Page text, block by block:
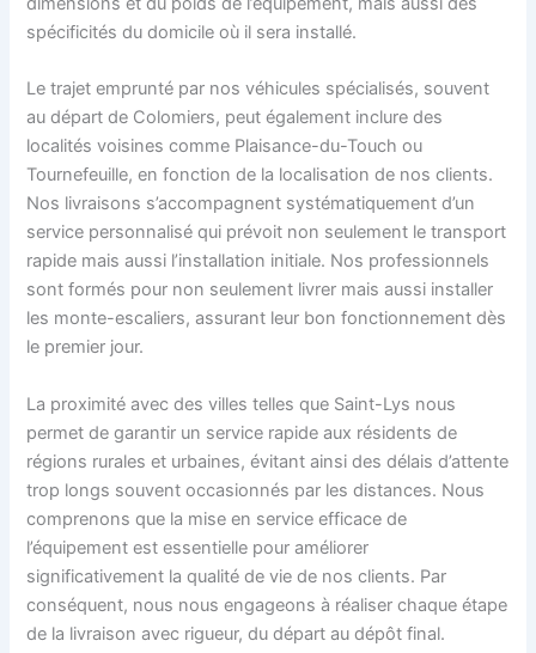
spécificités du domicile où il sera installé.
Le trajet emprunté par nos véhicules spécialisés, souvent
au départ de Colomiers, peut également inclure des
localités voisines comme Plaisance-du-Touch ou
Tournefeuille, en fonction de la localisation de nos clients.
Nos livraisons s’accompagnent systématiquement d’un
service personnalisé qui prévoit non seulement le transport
rapide mais aussi l’installation initiale. Nos professionnels
sont formés pour non seulement livrer mais aussi installer
les monte-escaliers, assurant leur bon fonctionnement dès
le premier jour.
La proximité avec des villes telles que Saint-Lys nous
permet de garantir un service rapide aux résidents de
régions rurales et urbaines, évitant ainsi des délais d’attente
trop longs souvent occasionnés par les distances. Nous
comprenons que la mise en service efficace de
l’équipement est essentielle pour améliorer
significativement la qualité de vie de nos clients. Par
conséquent, nous nous engageons à réaliser chaque étape
de la livraison avec rigueur, du départ au dépôt final.